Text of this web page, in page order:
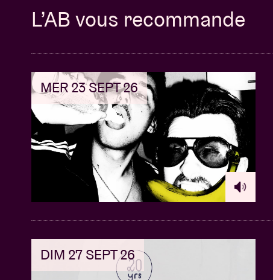
L’AB vous recommande
MER 23 SEPT 26
DIM 27 SEPT 26